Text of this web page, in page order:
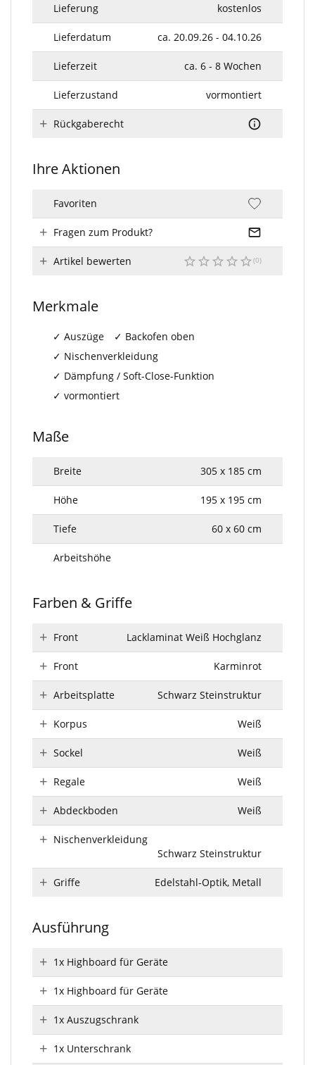
Lieferung kostenlos
Lieferdatum ca. 20.09.26 - 04.10.26
Lieferzeit ca. 6 - 8 Wochen
Lieferzustand vormontiert
Rückgaberecht
Ihre Aktionen
Favoriten
Fragen zum Produkt?
Artikel bewerten
Merkmale
Auszüge
Backofen oben
Nischenverkleidung
Dämpfung / Soft-Close-Funktion
vormontiert
Maße
Breite 305 x 185 cm
Höhe 195 x 195 cm
Tiefe 60 x 60 cm
Arbeitshöhe
Farben & Griffe
Front Lacklaminat Weiß Hochglanz
Front Karminrot
Arbeitsplatte Schwarz Steinstruktur
Korpus Weiß
Sockel Weiß
Regale Weiß
Abdeckboden Weiß
Nischenverkleidung
Schwarz Steinstruktur
Griffe Edelstahl-Optik, Metall
Ausführung
1x Highboard für Geräte
1x Highboard für Geräte
1x Auszugschrank
1x Unterschrank